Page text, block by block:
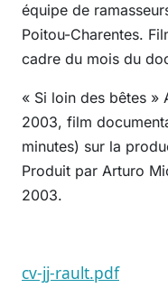
équipe de
Poitou-Charentes.
cadre du mois du
« Si loin des bêtes »
2003, film
minutes) sur la
Produit par Arturo
2003.
Document
cv-jj-rault.pdf